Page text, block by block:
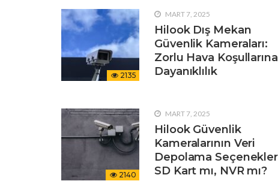
2135
MART 7, 2025
Hilook Dış Mekan
Güvenlik Kameraları:
Zorlu Hava Koşullarına
Dayanıklılık
2140
MART 7, 2025
Hilook Güvenlik
Kameralarının Veri
Depolama
SD Kart mı, NVR mı?